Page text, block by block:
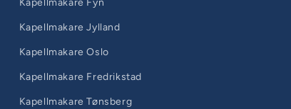
Kapellmakare Fyn
Kapellmakare Jylland
Kapellmakare Oslo
Kapellmakare Fredrikstad
Kapellmakare Tønsberg